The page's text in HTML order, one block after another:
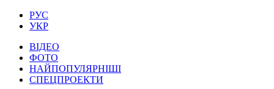
РУС
УКР
ВІДЕО
ФОТО
НАЙПОПУЛЯРНІШІ
СПЕЦПРОЕКТИ